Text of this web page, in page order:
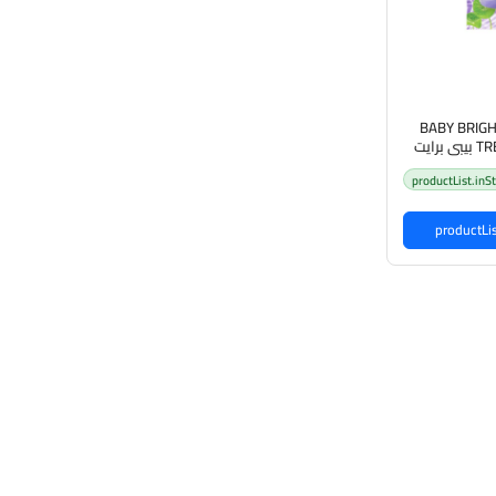
BABY
TREATMENT ESSENCE بيبي برايت
البشرة